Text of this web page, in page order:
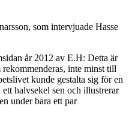
som intervjuade Hasse
år 2012 av E.H: Detta är
inte minst till
kunde gestalta sig för en
halvsekel sen och illustrerar
under bara ett par